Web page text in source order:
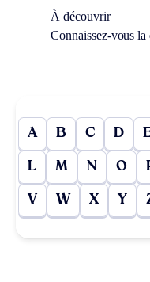
À découvrir
Connaissez-vous
A B C D
L M N O
V W X Y